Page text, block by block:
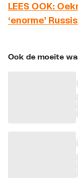
LEES OOK:
‘enorme’
Ook de moeite